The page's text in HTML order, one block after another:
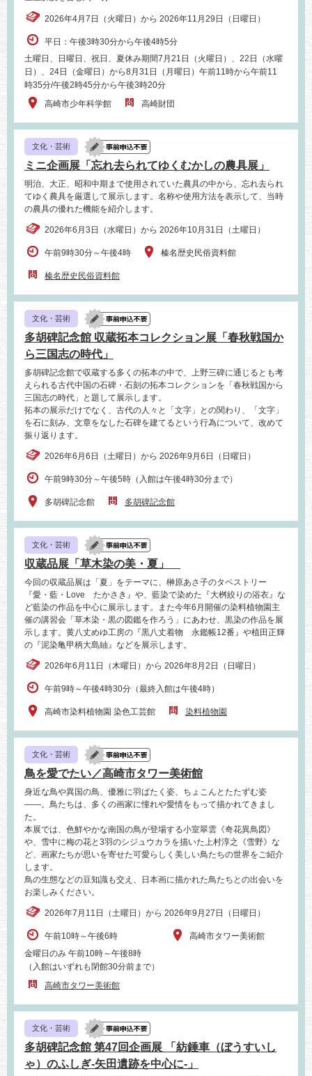
2026年4月7日（火曜日）から 2026年11月29日（日曜日）
平日：午後3時30分から午後4時5分
土曜日、日曜日、祝日、夏休み期間7月21日（火曜日）、22日（水曜
日）、24日（金曜日）から8月31日（月曜日）午前11時から午前11
時35分/午後2時45分から午後3時20分
高崎市少年科学館
高崎財団
文化・芸術
ミニ企画展「忘れ去られてゆくむかしの農具展」
明治、大正、昭和中期まで使用されていた農具の中から、忘れ去られ
てゆく農具を厳選して展示します。名称や使用方法を表示して、当時
の農具の優れた機能を紹介します。
2026年6月3日（水曜日）から 2026年10月31日（土曜日）
午前9時30分～午後4時 榛名歴史民俗資料館
榛名歴史民俗資料館
文化・芸術
多胡碑記念館 収蔵拓本コレクション展「春秋戦国か
ら三国志の時代」
多胡碑記念館で収蔵する多くの拓本の中で、上野三碑に通じるとも考
えられる古代中国の石碑・石刻の拓本コレクションを「春秋戦国から
三国志の時代」と題して展示します。
拓本の展示だけでなく、古代の人々と「文字」との関わり、「文字」
を石に刻み、文章をなした石碑を建てるという行為について、改めて
振り返ります。
2026年6月6日（土曜日）から 2026年9月6日（日曜日）
午前9時30分～午後5時（入館は午後4時30分まで）
多胡碑記念館 多胡碑記念館
文化・芸術
収蔵品展「草木染の美・夏」
今回の収蔵品展は「夏」をテーマに、榊原あさ子のタペストリー
『愛・藍・Love たかさき』や、藍染で染めた『大桝絞りの浴衣』な
ど藍染の作品を中心に展示します。また今年6月開催の染料植物園主
催の講習会「草木染・黒の図鑑を作ろう」にあわせ、黒染の作品を展
示します。黄八丈めゆ工房の『黒八丈着物 永鑑帳12番』や植田正輝
の『泥染亀甲柄大島紬』などを展示します。
2026年6月11日（木曜日）から 2026年8月2日（日曜日）
午前9時～午後4時30分（最終入館は午後4時）
高崎市染料植物園 染色工芸館 染料植物園
文化・芸術
鳥を愛でたい／高崎市タワー美術館
身近な鳥や異国の鳥、優雅に羽ばたく姿、ちょこんとたたずむ姿
――。鳥たちは、多くの画家に憧れや愛情をもって描かれてきまし
た。
本展では、色鮮やかな南国の鳥が登場する小室翠雲《奇花異鳥図》
や、雪中に梅の花と3羽のシジュウカラを描いた上村淳之《雪野》な
ど、画家たちが思いを寄せた可愛らしく美しい鳥たちの世界をご紹介
します。
鳥の生態などの豆知識も交え、日本画に描かれた鳥たちとの出会いを
お楽しみください。
2026年7月11日（土曜日）から 2026年9月27日（日曜日）
午前10時～午後6時
金曜日のみ 午前10時～午後8時
（入館はいずれも閉館30分前まで）
高崎市タワー美術館
高崎市タワー美術館
文化・芸術
多胡碑記念館 第47回企画展 「紡錘車（ぼうすいし
ゃ）のふしぎ‐矢田遺跡を中心に‐」